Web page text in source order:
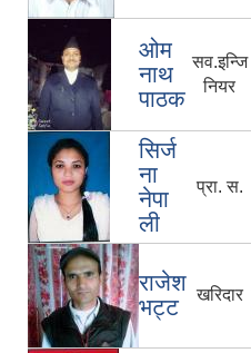
ओम
नाथ
पाठक
सव.इन्जि
नियर
सिर्ज
ना
नेपा
ली
प्रा. स.
राजेश
भट्ट
खरिदार